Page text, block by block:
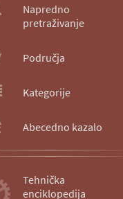
Napredno
pretraživanje
Područja
Kategorije
Abecedno kazalo
Tehnička
enciklopedija